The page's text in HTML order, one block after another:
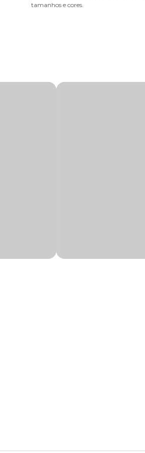
tamanhos e cores.